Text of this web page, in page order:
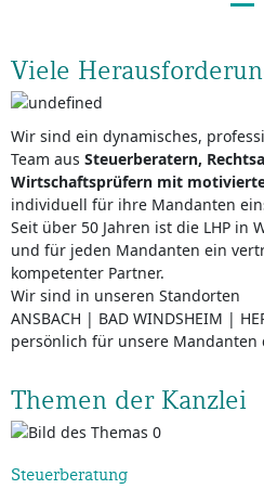
Viele
Wir sind ein dynamisches,
Team aus Steuerberatern,
Wirtschaftsprüfern mit
individuell für ihre Mandanten
Seit über 50 Jahren ist die LHP in
und für jeden Mandanten ein
kompetenter Partner.
Wir sind in unseren Standorten
ANSBACH | BAD WINDSHEIM |
persönlich für unsere Mandanten
Themen der Kanzlei
Steuerberatung